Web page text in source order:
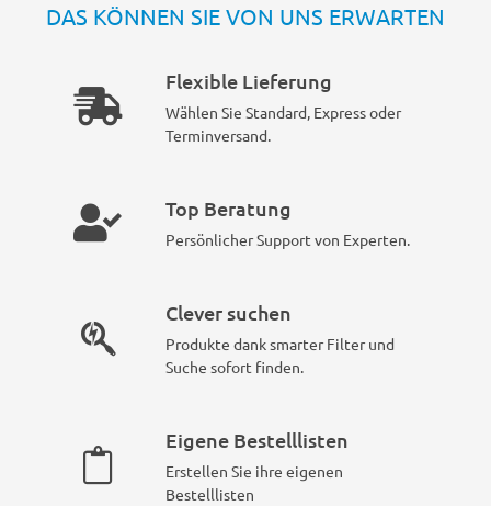
DAS KÖNNEN SIE VON UNS ERWARTEN
Flexible Lieferung
Wählen Sie Standard, Express oder
Terminversand.
Top Beratung
Persönlicher Support von Experten.
Clever suchen
Produkte dank smarter Filter und
Suche sofort finden.
Eigene Bestelllisten
Erstellen Sie ihre eigenen
Bestelllisten